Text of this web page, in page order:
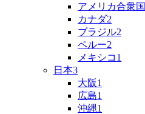
アメリカ合衆国
カナダ2
ブラジル2
ペルー2
メキシコ 1
日本3
大阪1
広島1
沖縄1